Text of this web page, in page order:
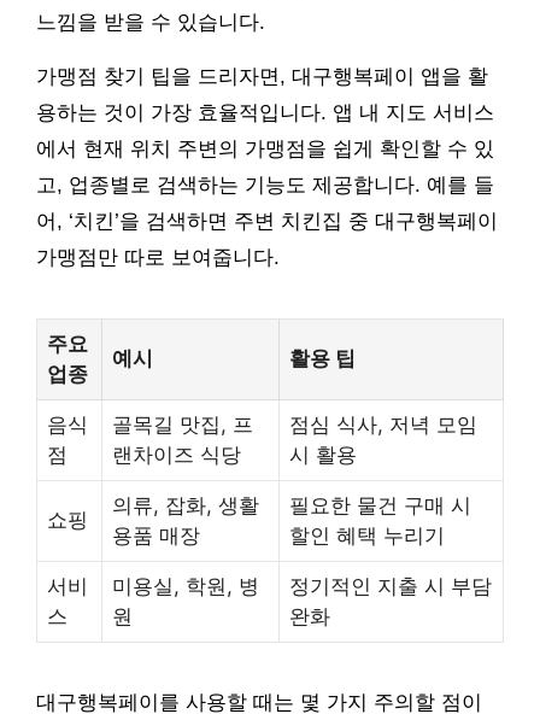
느낌을 받을 수 있습니다.
가맹점 찾기 팁을 드리자면, 대구행복페이 앱을 활
용하는 것이 가장 효율적입니다. 앱 내 지도 서비스
에서 현재 위치 주변의 가맹점을 쉽게 확인할 수 있
고, 업종별로 검색하는 기능도 제공합니다. 예를 들
어, ‘치킨’을 검색하면 주변 치킨집 중 대구행복페이
가맹점만 따로 보여줍니다.
주요
업종
예시 활용 팁
음식
점
골목길 맛집, 프
랜차이즈 식당
점심 식사, 저녁 모임
시 활용
쇼핑
의류, 잡화, 생활
용품 매장
필요한 물건 구매 시
할인 혜택 누리기
서비
스
미용실, 학원, 병
원
정기적인 지출 시 부담
완화
대구행복페이를 사용할 때는 몇 가지 주의할 점이